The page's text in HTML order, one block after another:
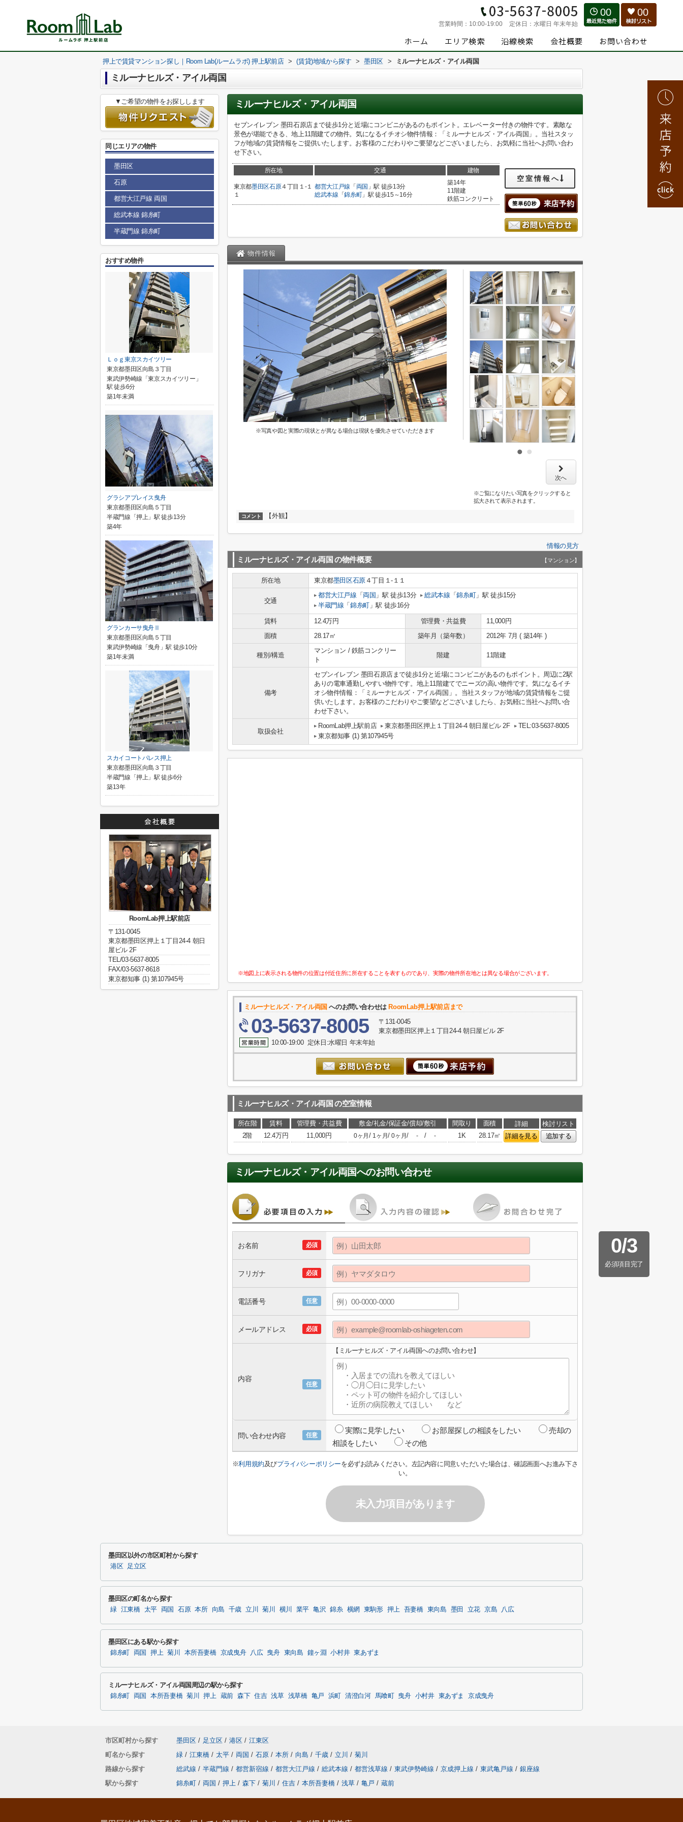
営業時間： 10:00-19:00 定休日： 水曜日 年末年始
00 00
押上で賃貸マンション探し｜Room Lab(ルームラボ) 押上駅前店 > (賃貸)地域から探す > 墨田区 > ミルーナヒルズ・アイル両国
ミルーナヒルズ・アイル両国
ミルーナヒルズ・アイル両国
セブンイレブン 墨田石原店まで徒歩1分と近場にコンビニがあるのもポイント。エレベーター付きの物件です。素敵な
景色が堪能できる、地上11階建ての物件。気になるイチオシ物件情報：「ミルーナヒルズ・アイル両国」。当社スタッ
フが地域の賃貸情報をご提供いたします。お客様のこだわりやご要望などございましたら、お気軽に当社へお問い合わ
せ下さい。
所在地 交通 建物
東京都墨田区石原４丁目１-１
１
都営大江戸線 「 両国 」駅 徒歩13分
総武本線 「錦糸町」駅 徒歩15～16分
築14年
11階建
鉄筋コンクリート
空室情報へ
物件情報
※写真や図と実際の現状とが異なる場合は現状を優先させていただきます
次へ
※ご覧になりたい写真をクリックすると
拡大されて表示されます。
コメント 【外観】
情報の見方
ミルーナヒルズ・アイル両国 の物件概要 【マンション】
所在地 東京都墨田区石原４丁目１-１１
交通
都営大江戸線 「両国 」駅 徒歩13分 総武本線 「錦糸町」駅 徒歩15分
半蔵門線 「錦糸町」駅 徒歩16分
賃料 12.4万円 管理費・共益費
11,000円
面積
28.17㎡ 築年月（築年数） 2012年 7月 ( 築14年 )
種別/構造
マンション / 鉄筋コンクリー
ト
階建 11階建
備考
セブンイレブン 墨田石原店まで徒歩1分と近場にコンビニがあるのもポイント。周辺に2駅
ありの電車通勤しやすい物件です。地上11階建てでニーズの高い物件です。気になるイチ
オシ物件情報：「ミルーナヒルズ・アイル両国」。当社スタッフが地域の賃貸情報をご提
供いたします。お客様のこだわりやご要望などございましたら、お気軽に当社へお問い合
わせ下さい。
取扱会社
RoomLab押上駅前店 東京都墨田区押上１丁目24-4 朝日屋ビル 2F
TEL:03-5637-8005
東京都知事 (1) 第107945号
※地図上に表示される物件の位置は付近住所に所在することを表すものであり、実際の物件所在地とは異なる場合がございます。
ミルーナヒルズ・アイル両国 へのお問い合わせは RoomLab押上駅前店まで
03-5637-8005
〒131-0045
東京都墨田区押上１丁目24-4 朝日屋ビル 2F
10:00-19:00 定休日:水曜日 年末年始
ミルーナヒルズ・アイル両国 の空室情報
所在階 賃料 管理費・共益費 敷金/礼金/保証金/償却/敷引 間取り 面積 詳細
検討リスト
2階
12.4万円 11,000円 0ヶ月/ 1ヶ月/0ヶ月/ - / - 1K 28.17㎡ 詳細を見る 追加する
ミルーナヒルズ・アイル両国へのお問い合わせ
0/3
必須項目完了
必須
お名前
必須
フリガナ
任意
電話番号
必須
メールアドレス
任意
内容
【ミルーナヒルズ・アイル両国へのお問い合わせ】
任意
問い合わせ内容
実際に見学したい お部屋探しの相談をしたい
売却の
相談をしたい
その他
※利用規約及びプライバシーポリシーを必ずお読みください。左記内容に同意いただいた場合は、確認画面へお進み下さ
い。
未入力項目があります
▼ご希望の物件をお探しします
同じエリアの物件
墨田区
石原
都営大江戸線 両国
総武本線 錦糸町
半蔵門線 錦糸町
おすすめ物件
Ｌｏｇ東京スカイツリー
東京都墨田区向島３丁目
東武伊勢崎線「東京スカイツリー」
駅 徒歩6分
築1年未満
グラシアプレイス曳舟
東京都墨田区向島５丁目
半蔵門線「押上」駅 徒歩13分
築4年
グランカーサ曳舟Ⅱ
東京都墨田区向島５丁目
東武伊勢崎線「曳舟」駅 徒歩10分
築1年未満
スカイコートパレス押上
東京都墨田区向島３丁目
半蔵門線「押上」駅 徒歩6分
築13年
RoomLab押上駅前店
〒131-0045
東京都墨田区押上１丁目24-4 朝日
屋ビル 2F
TEL/03-5637-8005
FAX/03-5637-8618
東京都知事 (1) 第107945号
墨田区以外の市区町村から探す
港区 足立区
墨田区の町名から探す
緑 江東橋 太平 両国 石原 本所 向島 千歳 立川 菊川 横川 業平 亀沢 錦糸 横網 東駒形 押上 吾妻橋 東向島 墨田 立花 京島 八広
墨田区にある駅から探す
錦糸町 両国 押上 菊川 本所吾妻橋 京成曳舟 八広 曳舟 東向島 鐘ヶ淵 小村井 東あずま
ミルーナヒルズ・アイル両国周辺の駅から探す
錦糸町 両国 本所吾妻橋 菊川 押上 蔵前 森下 住吉 浅草 浅草橋 亀戸 浜町 清澄白河 馬喰町 曳舟 小村井 東あずま 京成曳舟
市区町村から探す 墨田区 / 足立区 / 港区 / 江東区
町名から探す
緑 / 江東橋 / 太平 / 両国 / 石原 / 本所 / 向島 / 千歳 / 立川 / 菊川
路線から探す
総武線 / 半蔵門線 / 都営新宿線 / 都営大江戸線 / 総武本線 / 都営浅草線 / 東武伊勢崎線 / 京成押上線 / 東武亀戸線 / 銀座線
駅から探す
錦糸町 / 両国 / 押上 / 森下 / 菊川 / 住吉 / 本所吾妻橋 / 浅草 / 亀戸 / 蔵前